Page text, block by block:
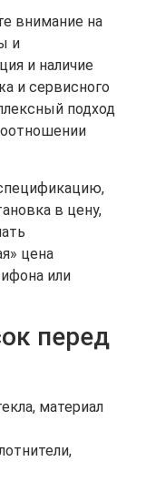
внимание на
и
и наличие
и сервисного
подход
в цену,
цена
или
перед
материал